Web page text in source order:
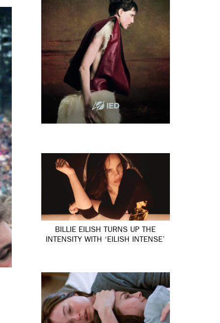
BILLIE EILISH TURNS UP THE
INTENSITY WITH ‘EILISH INTENSE’